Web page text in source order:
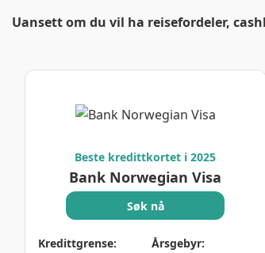
Uansett om du vil ha reisefordeler,
Beste kredittkortet i 2025
Bank Norwegian Visa
Søk nå
Kredittgrense:
Årsgebyr: